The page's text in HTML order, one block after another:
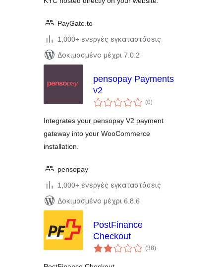
PayGate.to
1,000+ ενεργές εγκαταστάσεις
Δοκιμασμένο μέχρι 7.0.2
pensopay Payments
v2
(0αξιολογήσεις
σύνολο
)
Integrates your pensopay V2 payment
gateway into your WooCommerce
installation.
pensopay
1,000+ ενεργές εγκαταστάσεις
Δοκιμασμένο μέχρι 6.8.6
PostFinance
Checkout
(38αξιολογήσεις
σύνολο
)